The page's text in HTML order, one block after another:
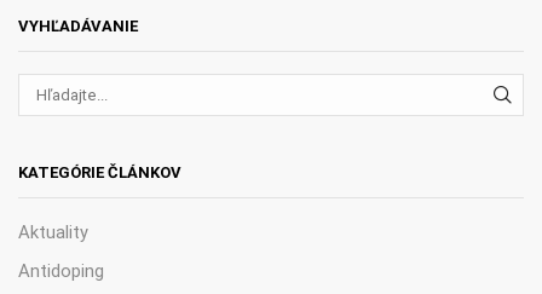
VYHĽADÁVANIE
KATEGÓRIE ČLÁNKOV
Aktuality
Antidoping